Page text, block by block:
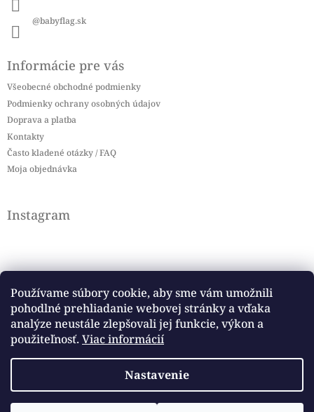
Používame súbory cookie, aby sme vám umožnili
pohodlné prehliadanie webovej stránky a vďaka
analýze neustále zlepšovali jej funkcie, výkon a
použiteľnosť. Viac informácií
Nastavenie
@babyflag.sk
Informácie pre vás
Všeobecné obchodné podmienky
Podmienky ochrany osobných údajov
Doprava a platba
Kontakty
Často kladené otázky / FAQ
Moja objednávka
Instagram
Sledovať na Instagrame
Facebook